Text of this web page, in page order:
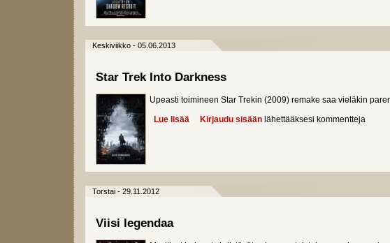
Keskiviikko - 05.06.2013
Star Trek Into Darkness
Upeasti toimineen Star Trekin (2009) remake saa vieläkin
Lue lisää about Star Trek Into Darkness
Kirjaudu sisään lähettääksesi kommentteja
Torstai - 29.11.2012
Viisi legendaa